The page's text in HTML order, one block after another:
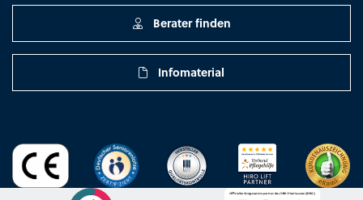
Berater finden
Infomaterial